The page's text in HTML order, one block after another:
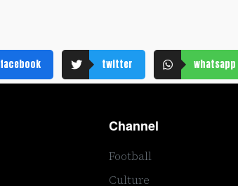
facebook twitter whatsapp
Channel
Football
Culture